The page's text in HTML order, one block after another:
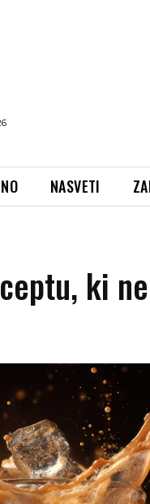
NASVETI
ki